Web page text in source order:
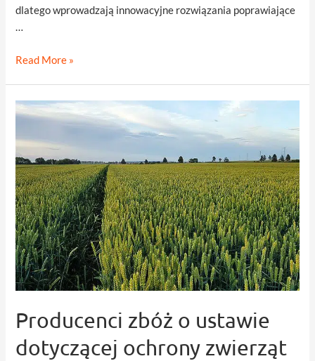
dlatego wprowadzają innowacyjne rozwiązania poprawiające
…
Milionowe
branży
Read More »
Producenci zbóż o ustawie
dotyczącej ochrony zwierząt